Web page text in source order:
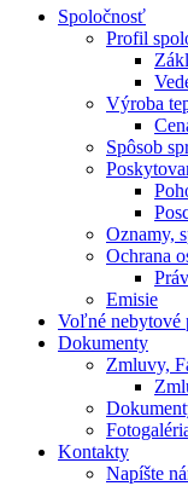
Spoločnosť
Profil
Výroba
Spôsob
Oznamy,
Ochrana
Emisie
Voľné nebytové
Dokumenty
Zmluvy,
Kontakty
Napíšte